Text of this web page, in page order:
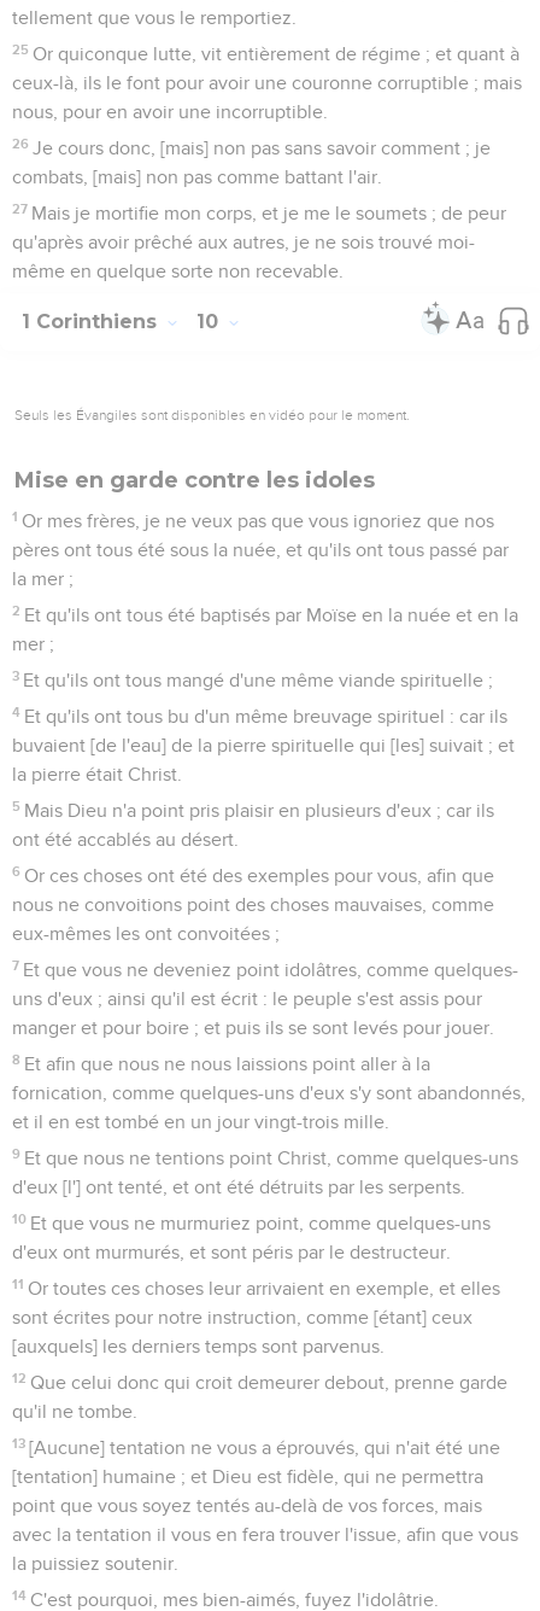
tellement que vous le remportiez.
25 Or quiconque lutte, vit entièrement de régime ; et quant à
ceux-là, ils le font pour avoir une couronne corruptible ; mais
nous, pour en avoir une incorruptible.
26 Je cours donc, [mais] non pas sans savoir comment ; je
combats, [mais] non pas comme battant l'air.
27 Mais je mortifie mon corps, et je me le soumets ; de peur
qu'après avoir prêché aux autres, je ne sois trouvé moi-
même en quelque sorte non recevable.
1 Corinthiens 10
Seuls les Évangiles sont disponibles en vidéo pour le moment.
Mise en garde contre les idoles
1 Or mes frères, je ne veux pas que vous ignoriez que nos
pères ont tous été sous la nuée, et qu'ils ont tous passé par
la mer ;
2 Et qu'ils ont tous été baptisés par Moïse en la nuée et en la
mer ;
3 Et qu'ils ont tous mangé d'une même viande spirituelle ;
4 Et qu'ils ont tous bu d'un même breuvage spirituel : car ils
buvaient [de l'eau] de la pierre spirituelle qui [les] suivait ; et
la pierre était Christ.
5 Mais Dieu n'a point pris plaisir en plusieurs d'eux ; car ils
ont été accablés au désert.
6 Or ces choses ont été des exemples pour vous, afin que
nous ne convoitions point des choses mauvaises, comme
eux-mêmes les ont convoitées ;
7 Et que vous ne deveniez point idolâtres, comme quelques-
uns d'eux ; ainsi qu'il est écrit : le peuple s'est assis pour
manger et pour boire ; et puis ils se sont levés pour jouer.
8 Et afin que nous ne nous laissions point aller à la
fornication, comme quelques-uns d'eux s'y sont abandonnés,
et il en est tombé en un jour vingt-trois mille.
9 Et que nous ne tentions point Christ, comme quelques-uns
d'eux [l'] ont tenté, et ont été détruits par les serpents.
10 Et que vous ne murmuriez point, comme quelques-uns
d'eux ont murmurés, et sont péris par le destructeur.
11 Or toutes ces choses leur arrivaient en exemple, et elles
sont écrites pour notre instruction, comme [étant] ceux
[auxquels] les derniers temps sont parvenus.
12 Que celui donc qui croit demeurer debout, prenne garde
qu'il ne tombe.
13 [Aucune] tentation ne vous a éprouvés, qui n'ait été une
[tentation] humaine ; et Dieu est fidèle, qui ne permettra
point que vous soyez tentés au-delà de vos forces, mais
avec la tentation il vous en fera trouver l'issue, afin que vous
la puissiez soutenir.
14 C'est pourquoi, mes bien-aimés, fuyez l'idolâtrie.